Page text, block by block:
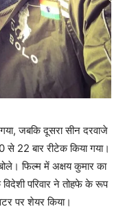
जबकि दूसरा सीन दरवाजे
22 बार रीटेक किया गया।
फिल्‍म में अक्षय कुमार का
परिवार ने तोहफे के रूप
पर शेयर किया।